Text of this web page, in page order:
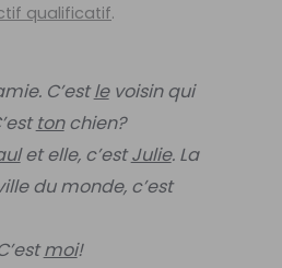
qualificatif.
C’estlevoisin qui
tonchien?
et elle, c’estJulie. La
du monde, c’est
moi!